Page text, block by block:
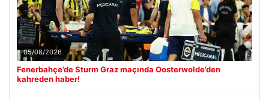
05/08/2026
Fenerbahçe’de Sturm Graz maçında Oosterwolde’den
kahreden haber!